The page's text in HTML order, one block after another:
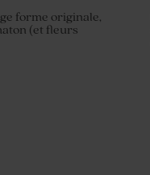
forme originale,
(et fleurs